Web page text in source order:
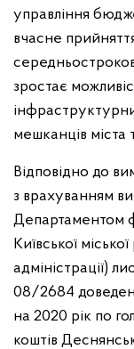
управління
вчасне
зростає
мешканців міста
Відповідно до
з врахуванням
Департаментом
Київської
адміністрації)
08/2684
на 2020 рік по
коштів